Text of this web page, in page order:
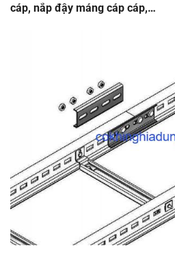
cáp, nắp đậy máng cáp cáp,…